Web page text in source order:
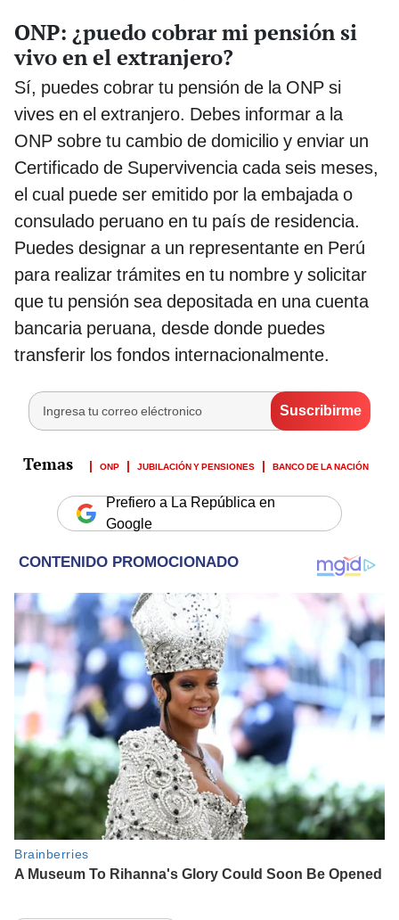
ONP: ¿puedo cobrar mi pensión si
vivo en el extranjero?
Sí, puedes cobrar tu pensión de la ONP si
vives en el extranjero. Debes informar a la
ONP sobre tu cambio de domicilio y enviar un
Certificado de Supervivencia cada seis meses,
el cual puede ser emitido por la embajada o
consulado peruano en tu país de residencia.
Puedes designar a un representante en Perú
para realizar trámites en tu nombre y solicitar
que tu pensión sea depositada en una cuenta
bancaria peruana, desde donde puedes
transferir los fondos internacionalmente.
ONP JUBILACIÓN Y PENSIONES BANCO DE LA NACIÓN
Prefiero a La República en
Google